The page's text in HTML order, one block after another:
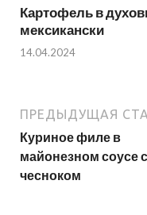
Картофель в
мексикански
14.04.2024
ПРЕДЫДУЩАЯ
Куриное филе в
майонезном соусе с
чесноком